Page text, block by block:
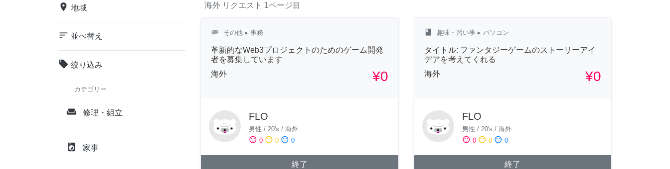
place 地域
sort 並べ替え
local_offer 絞り込み
カテゴリー
weekend 修理・組立
local_laundry_service 家事
海外 リクエスト 1ページ目
attachment その他 ▸ 事務
革新的なWeb3プロジェクトのためのゲーム開発
者を募集しています
海外
¥0
FLO
男性 / 20's / 海外
sentiment_satisfied 0 sentiment_neutral 0 sentiment_dissatisfied 0
終了
class 趣味・習い事▸ パソコン
タイトル: ファンタジーゲームのストーリーアイ
デアを考えてくれる
海外
¥0
FLO
男性 / 20's / 海外
sentiment_satisfied 0 sentiment_neutral 0 sentiment_dissatisfied 0
終了